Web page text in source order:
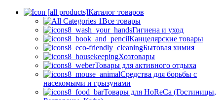
Каталог товаров
Все товары
Гигиена и уход
Канцелярские товары
Бытовая химия
Хозтовары
Товары для активного отдыха
Средства для борьбы с
насекомыми и грызунами
Товары для HoReCa (Гостиницы,